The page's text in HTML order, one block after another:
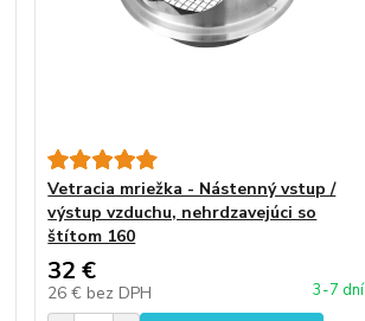
Vetracia mriežka - Nástenný vstup /
výstup vzduchu, nehrdzavejúci so
štítom 160
32 €
26 € bez DPH 3-7 dní